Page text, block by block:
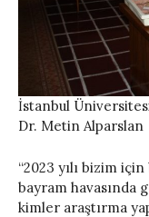
İstanbul
Dr. Metin Alparslan
“2023 yılı bizim
bayram havasında
kimler araştırma